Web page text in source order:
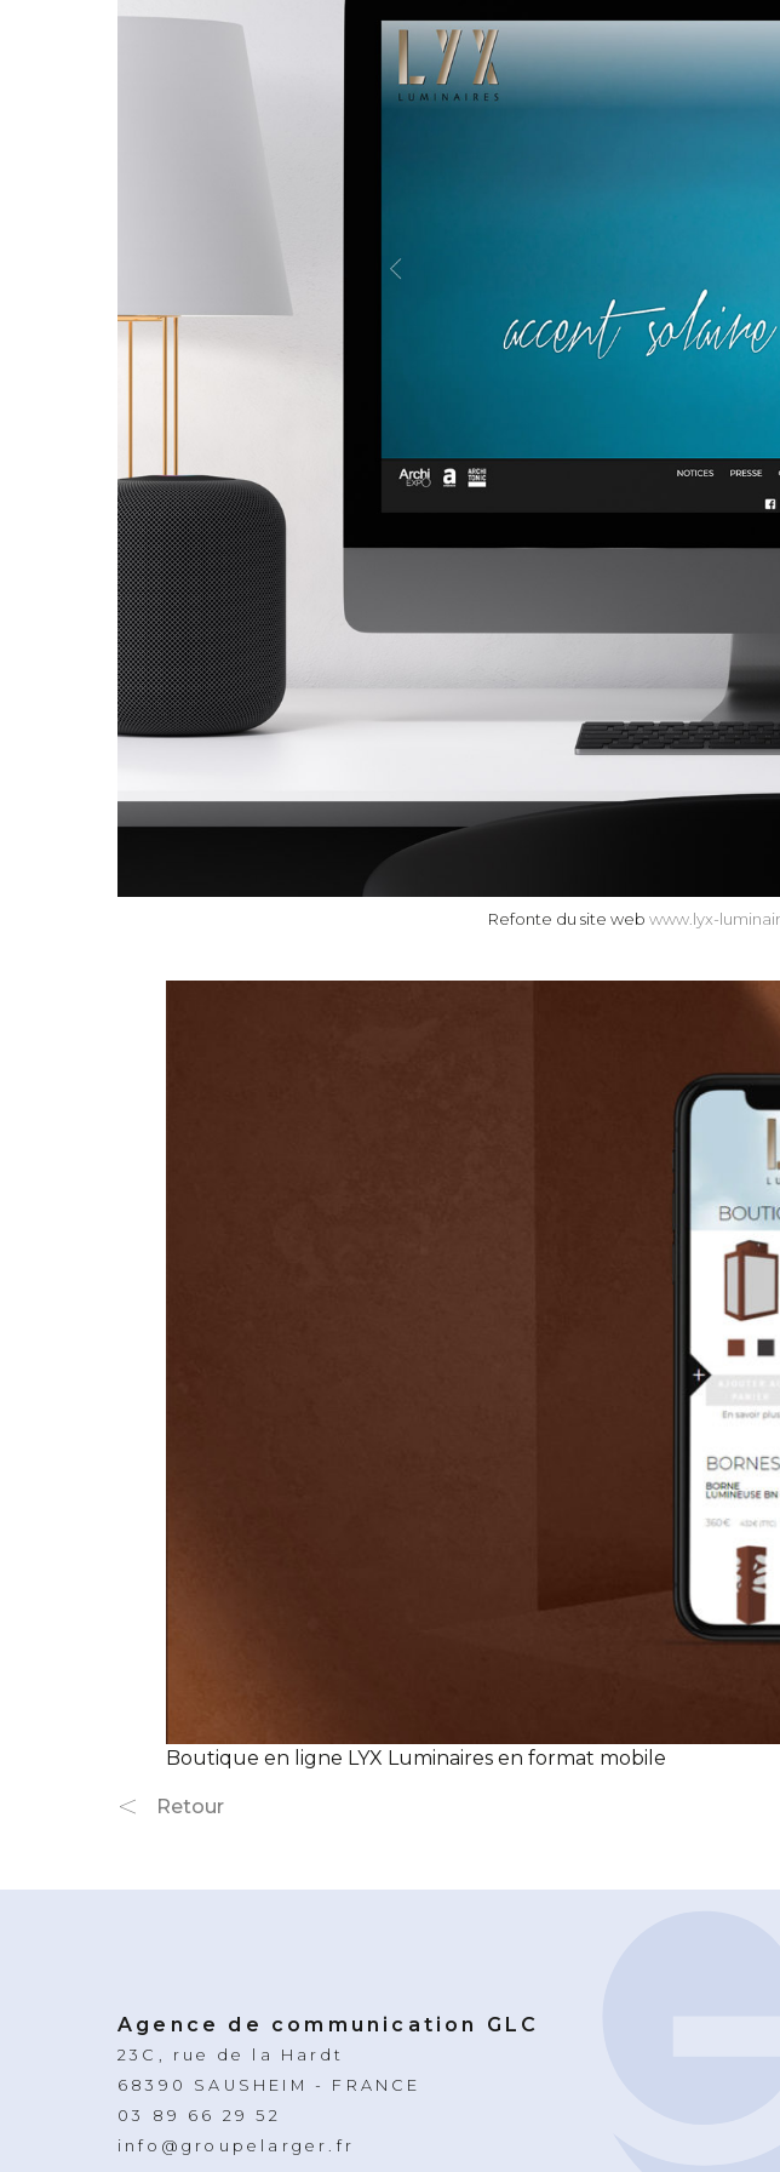
Refonte du site web www.lyx-
Boutique en ligne LYX Luminaires en format mobile
Retour
Agence de communication GLC
23C, rue de la Hardt
68390 SAUSHEIM - FRANCE
03 89 66 29 52
info@groupelarger.fr